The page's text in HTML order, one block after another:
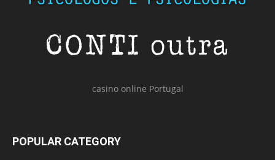
casino online Portugal
POPULAR CATEGORY